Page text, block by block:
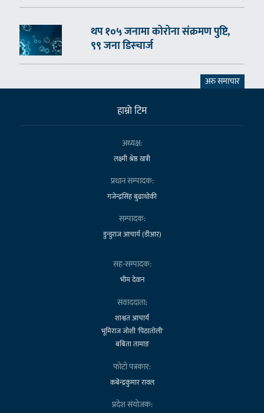
थप १०५ जनामा कोरोना संक्रमण पुष्टि,
९९ जना डिस्चार्ज
अरु समाचार
हाम्राे टिम
अध्यक्ष:
लक्ष्मी श्रेष्ठ खत्री
प्रधान सम्पादक:
गजेन्द्रसिंह बुढाथोकी
सम्पादक:
डुन्डुराज आचार्य (डीआर)
सह-सम्पादक:
भीम देवान
संवाददाता:
शाश्वत आचार्य
भूमिराज जोशी 'पिठातोली'
बबिता तामाङ
फोटो पत्रकार:
कबेन्द्रकुमार रावल
प्रदेश संयोजक: